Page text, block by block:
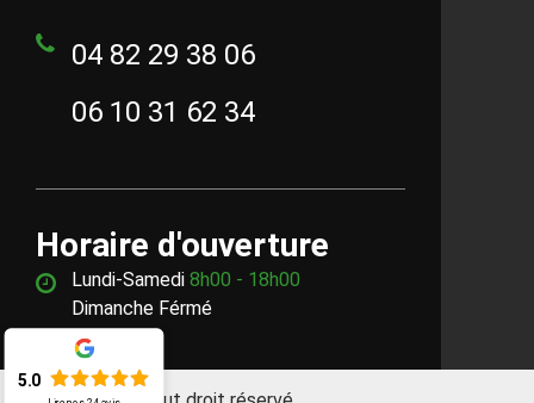
04 82 29 38 06
06 10 31 62 34
Horaire d'ouverture
Lundi-Samedi 8h00 - 18h00
Dimanche Férmé
5.0